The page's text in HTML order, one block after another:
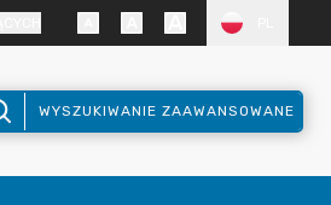
WYSZUKIWANIE ZAAWANSOWANE